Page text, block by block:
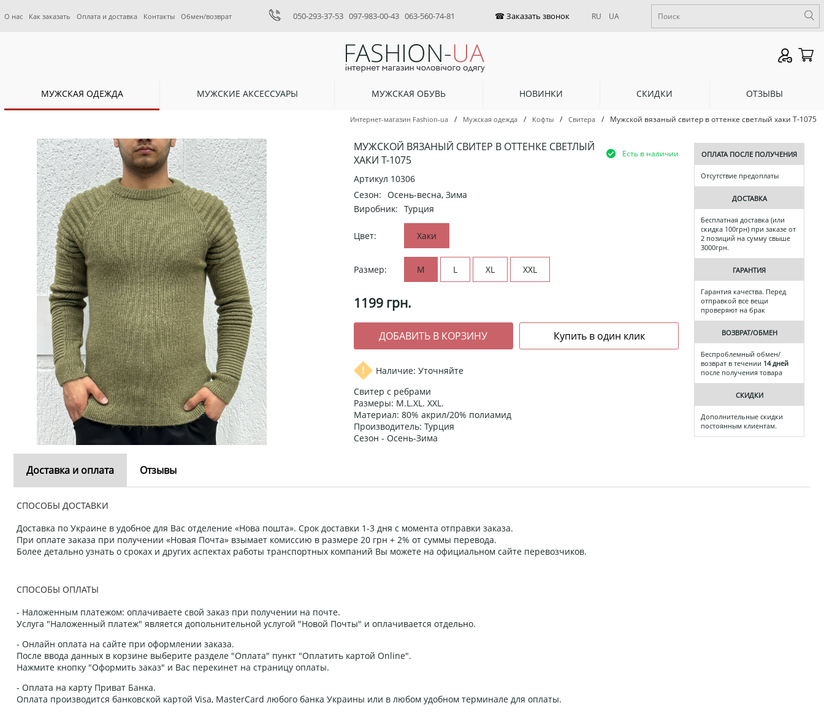
О нас Как заказать Оплата и доставка Контакты Обмен/возврат 050-293-37-53 097-983-00-43 063-560-74-81 RU UA
МУЖСКАЯ ОДЕЖДА МУЖСКИЕ АКСЕССУАРЫ МУЖСКАЯ ОБУВЬ НОВИНКИ СКИДКИ ОТЗЫВЫ
Интернет-магазин Fashion-ua / Мужская одежда / Кофты / Свитера / Мужской вязаный свитер в оттенке светлый хаки Т-1075
МУЖСКОЙ ВЯЗАНЫЙ СВИТЕР В ОТТЕНКЕ СВЕТЛЫЙ
ХАКИ Т-1075
Есть в наличии
Артикул 10306
Сезон: Осень-весна, Зима
Виробник: Турция
Цвет: Хаки
Размер: M L XL XXL
1199 грн.
Наличие: Уточняйте
Свитер с ребрами
Размеры: M.L.XL. XXL.
Материал: 80% акрил/20% полиамид
Производитель: Турция
Сезон - Осень-Зима
ОПЛАТА ПОСЛЕ ПОЛУЧЕНИЯ
Отсутствие предоплаты
ДОСТАВКА
Бесплатная доставка (или
скидка 100грн) при заказе от
2 позиций на сумму свыше
3000грн.
ГАРАНТИЯ
Гарантия качества. Перед
отправкой все вещи
проверяют на брак
ВОЗВРАТ/ОБМЕН
Беспроблемный обмен/
возврат в течении 14 дней
после получения товара
СКИДКИ
Дополнительные скидки
постоянным клиентам.
Доставка и оплата Отзывы
СПОСОБЫ ДОСТАВКИ
Доставка по Украине в удобное для Вас отделение «Нова пошта». Срок доставки 1-3 дня с момента отправки заказа.
При оплате заказа при получении «Новая Почта» взымает комиссию в размере 20 грн + 2% от суммы перевода.
Более детально узнать о сроках и других аспектах работы транспортных компаний Вы можете на официальном сайте перевозчиков.
СПОСОБЫ ОПЛАТЫ
- Наложенным платежом: оплачиваете свой заказ при получении на почте.
Услуга "Наложенный платеж" является допольнительной услугой "Новой Почты" и оплачивается отдельно.
- Онлайн оплата на сайте при оформлении заказа.
После ввода данных в корзине выберите разделе "Оплата" пункт "Оплатить картой Online".
Нажмите кнопку "Оформить заказ" и Вас перекинет на страницу оплаты.
- Оплата на карту Приват Банка.
Оплата производится банковской картой Visa, MasterCard любого банка Украины или в любом удобном терминале для оплаты.